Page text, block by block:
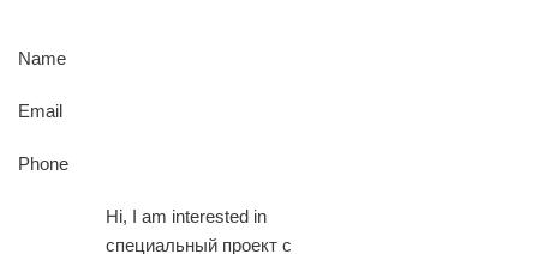
Name
Email
Phone